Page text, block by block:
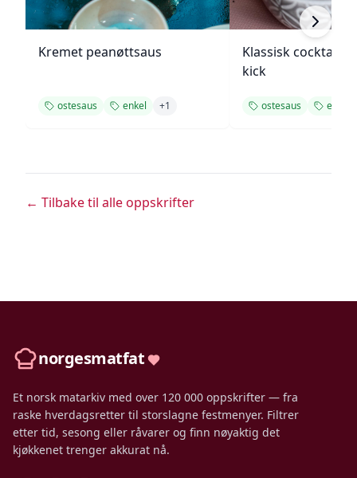
Kremet peanøttsaus
ostesaus enkel +1
Klassisk
kick
ostesaus enkel
← Tilbake til alle oppskrifter
norgesmatfat
Et norsk matarkiv med over 120 000 oppskrifter — fra
raske hverdagsretter til storslagne festmenyer. Filtrer
etter tid, sesong eller råvarer og finn nøyaktig det
kjøkkenet trenger akkurat nå.